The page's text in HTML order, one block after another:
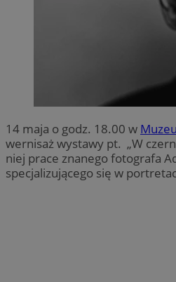
14 maja o godz. 18.00 w
wernisaż wystawy pt. „W
niej prace znanego fotografa
specjalizującego się w